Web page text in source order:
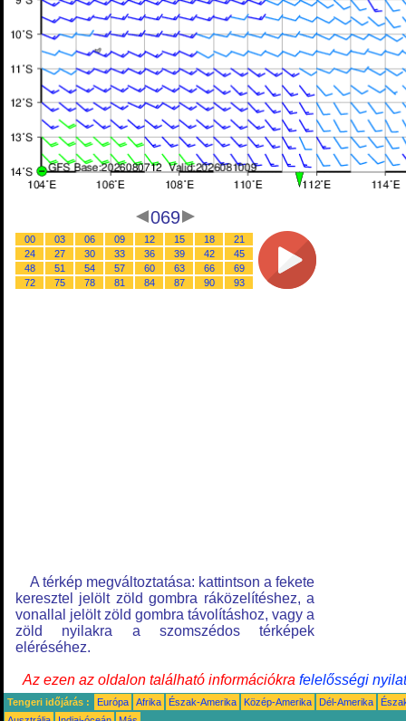
069
00 03 06 09 12 15 18
21
24
27 30 33 36 39 42
45
48
51 54 57 60 63 66
69
72
75 78 81 84 87 90 93
A térkép megváltoztatása: kattintson a fekete
keresztel jelölt zöld gombra ráközelítéshez, a
vonallal jelölt zöld gombra távolításhoz, vagy a
zöld nyilakra a szomszédos térképek
eléréséhez.
Az ezen az oldalon található információkra felelősségi
Tengeri időjárás : Európa Afrika Észak-Amerika Közép-Amerika Dél-Amerika